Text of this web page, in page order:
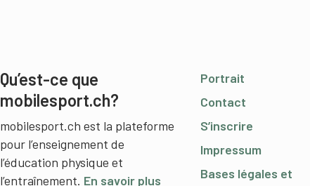
Qu’est-ce que
mobilesport.ch?
mobilesport.ch est la plateforme
pour l’enseignement de
l’éducation physique et
l’entraînement. En savoir plus
Portrait
Contact
S’inscrire
Impressum
Bases légales et